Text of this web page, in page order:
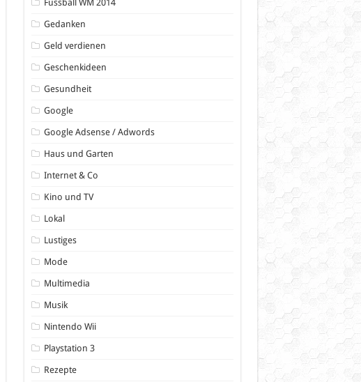
Fussball WM 2014
Gedanken
Geld verdienen
Geschenkideen
Gesundheit
Google
Google Adsense / Adwords
Haus und Garten
Internet & Co
Kino und TV
Lokal
Lustiges
Mode
Multimedia
Musik
Nintendo Wii
Playstation 3
Rezepte